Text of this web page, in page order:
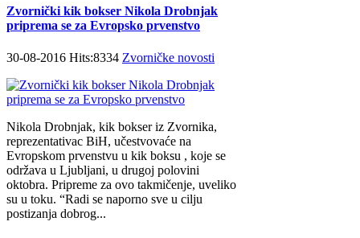
Zvornički kik bokser Nikola Drobnjak
priprema se za Evropsko prvenstvo
30-08-2016 Hits:8334 Zvorničke novosti
Nikola Drobnjak, kik bokser iz Zvornika,
reprezentativac BiH, učestvovaće na
Evropskom prvenstvu u kik boksu , koje se
održava u Ljubljani, u drugoj polovini
oktobra. Pripreme za ovo takmičenje, uveliko
su u toku. “Radi se naporno sve u cilju
postizanja dobrog...